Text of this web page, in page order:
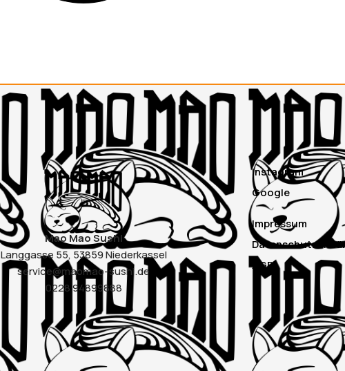
Mao Mao Sushi
Langgasse 55, 53859 Niederkassel
service@maomao-sushi.de
0228 94899888
Instagram
Google
Impressum
AGB